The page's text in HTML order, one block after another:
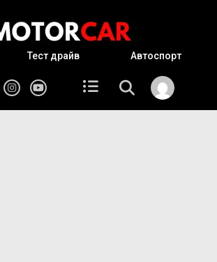
Тест драйв Автоспорт